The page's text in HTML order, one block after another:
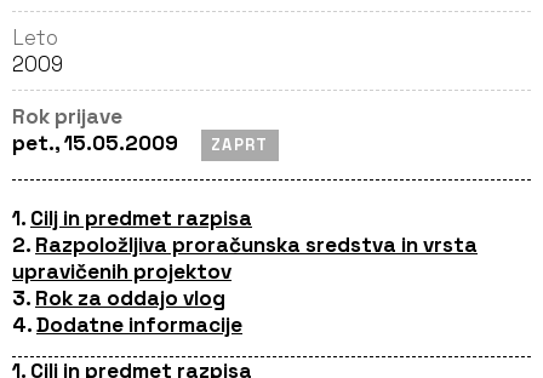
Leto
2009
Rok prijave
pet., 15.05.2009
ZAPRT
1. Cilj in predmet razpisa
2. Razpoložljiva proračunska sredstva in vrsta
upravičenih projektov
3. Rok za oddajo vlog
4.Dodatne informacije
1. Cilj in predmet razpisa